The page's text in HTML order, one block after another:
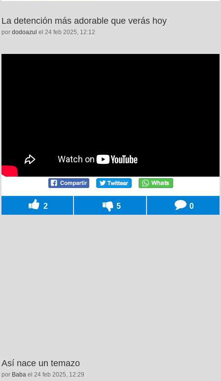
La detención más adorable que verás hoy
por dodoazul el 24 feb 2025, 12:12
2 5 0
Así nace un temazo
por Baba el 24 feb 2025, 12:29